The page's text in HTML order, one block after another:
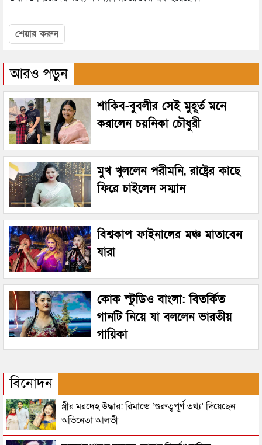
শেয়ার করুন
আরও পড়ুন
শাকিব-বুবলীর সেই মুহূর্ত মনে
করালেন চয়নিকা চৌধুরী
মুখ খুললেন পরীমনি, রাষ্ট্রের কাছে
ফিরে চাইলেন সম্মান
বিশ্বকাপ ফাইনালের মঞ্চ মাতাবেন
যারা
কোক স্টুডিও বাংলা: বিতর্কিত
গানটি নিয়ে যা বললেন ভারতীয়
গায়িকা
বিনোদন
স্ত্রীর মরদেহ উদ্ধার: রিমান্ডে ‘গুরুত্বপূর্ণ তথ্য’ দিয়েছেন
অভিনেতা আলভী